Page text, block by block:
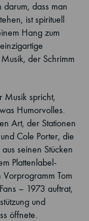
dass man
ist spirituell
Hang zum
der Schrimm
Musik spricht,
Humorvolles.
Art, der Stationen
Cole Porter, die
seinen Stücken
Plattenlabel-
Tom
– 1973 auftrat,
und
öffnete.